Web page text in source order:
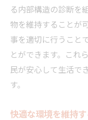
る内部構造の診断を
物を維持することが
事を適切に行うこと
とができます。これ
民が安心して生活で
す。
快適な環境を維持